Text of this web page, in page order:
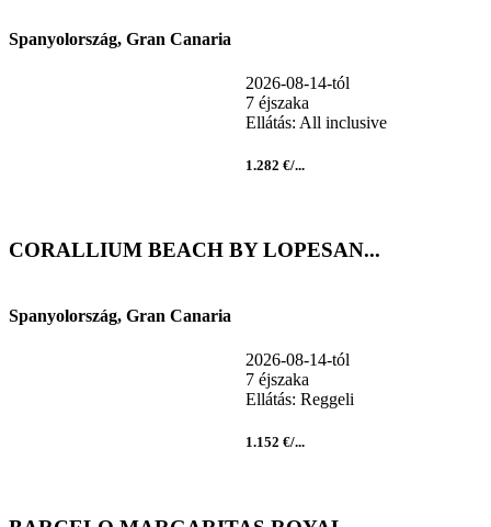
Spanyolország, Gran Canaria
2026-08-14-tól
7 éjszaka
Ellátás: All inclusive
1.282 €/...
CORALLIUM BEACH BY LOPESAN...
Spanyolország, Gran Canaria
2026-08-14-tól
7 éjszaka
Ellátás: Reggeli
1.152 €/...